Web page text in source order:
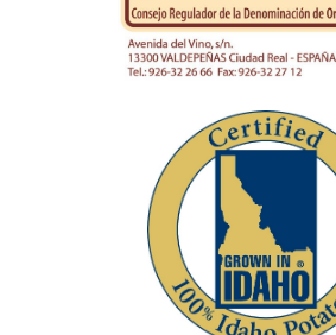
Idaho Potato Commission